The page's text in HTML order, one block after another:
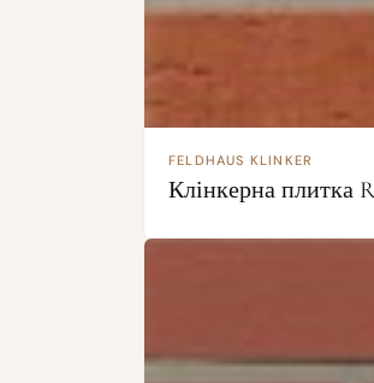
FELDHAUS KLINKER
Клінкерна плитка